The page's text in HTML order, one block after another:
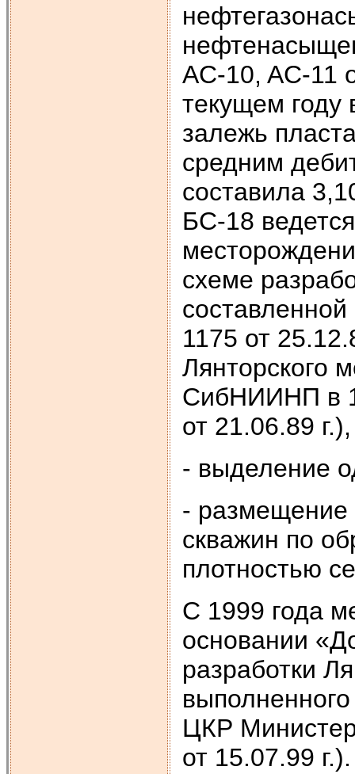
AC-10, AC-11
текущем году
залежь
средним
составила
БС-18
схеме
1175 от
Лянторского
СибНИИНП в
от 21.06.89
- выделение
- размещение
скважин по
плотностью
С 1999 года
основании
разработки
ЦКР
от 15.07.99